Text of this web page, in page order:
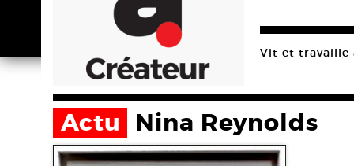
Vit et travaille
Actu Nina Reynolds